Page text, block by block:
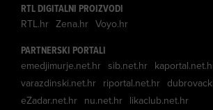
RTL DIGITALNI PROIZVODI
RTL.hr Zena.hr Voyo.hr
PARTNERSKI PORTALI
emedjimurje.net.hr sib.net.hr
varazdinski.net.hr riportal.net.hr
eZadar.net.hr nu.net.hr likaclub.net.hr